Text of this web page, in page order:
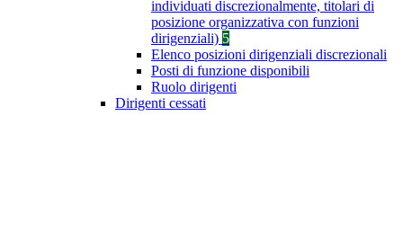
individuati discrezionalmente, titolari di
posizione organizzativa con funzioni
dirigenziali) 5
Elenco posizioni dirigenziali discrezionali
Posti di funzione disponibili
Ruolo dirigenti
Dirigenti cessati